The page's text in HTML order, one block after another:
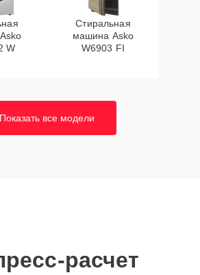
W
Стиральная
машина Asko
W6903 FI
Показать все модели
расчет